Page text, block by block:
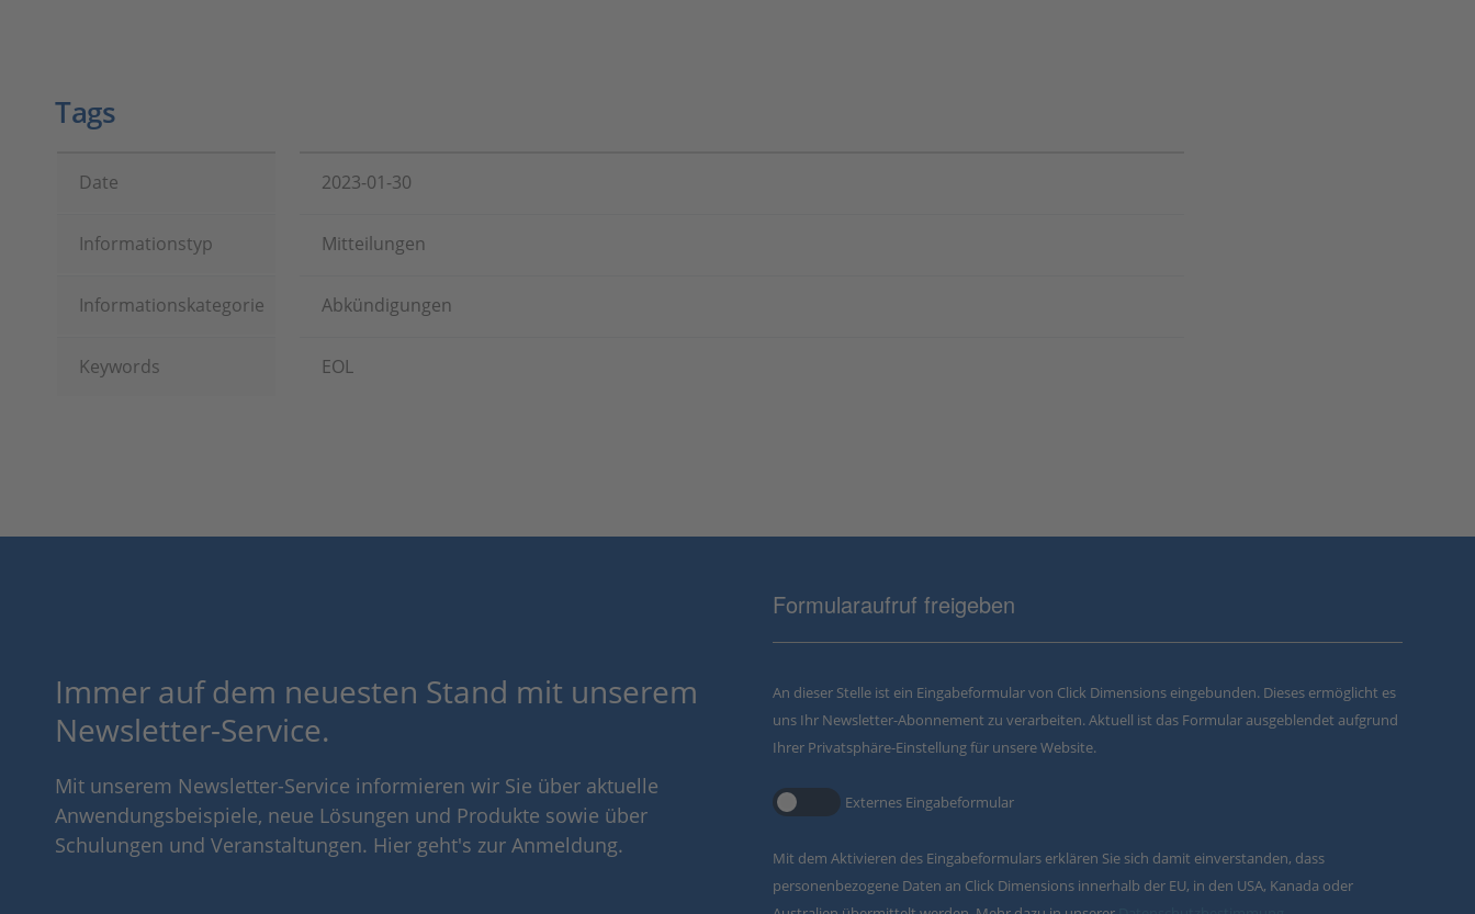
Tags
Date 2023-01-30
Informationstyp Mitteilungen
Informationskategorie Abkündigungen
Keywords EOL
Immer auf dem neuesten Stand mit unserem
Newsletter-Service.
Mit unserem Newsletter-Service informieren wir Sie über aktuelle
Anwendungsbeispiele, neue Lösungen und Produkte sowie über
Schulungen und Veranstaltungen. Hier geht's zur Anmeldung.
Formularaufruf freigeben
An dieser Stelle ist ein Eingabeformular von Click Dimensions eingebunden. Dieses ermöglicht es
uns Ihr Newsletter-Abonnement zu verarbeiten. Aktuell ist das Formular ausgeblendet aufgrund
Ihrer Privatsphäre-Einstellung für unsere Website.
Externes Eingabeformular
Mit dem Aktivieren des Eingabeformulars erklären Sie sich damit einverstanden, dass
personenbezogene Daten an Click Dimensions innerhalb der EU, in den USA, Kanada oder